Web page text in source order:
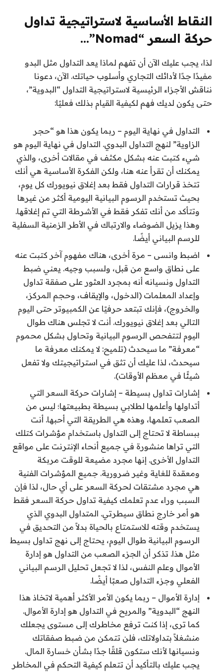
النقاط الأساسية لاستراتيجية تداول
حركة السعر “Nomad”…
لذا، يجب عليك الآن أن تفهم لماذا يعد التداول مثل البدو
مفيدًا جدًا لأدائك التجاري وأسلوب حياتك. الآن، دعونا
نناقش الأجزاء الرئيسية لاستراتيجية التداول “البدوية”،
حتى يكون لديك فهم لكيفية القيام بذلك فعليًا:
التداول في نهاية اليوم – ربما يكون هذا هو “حجر
الزاوية” لنهج التداول البدوي. التداول في نهاية اليوم هو
شيء كتبت عنه بشكل مكثف في مقالات أخرى، والذي
يمكنك أن تقرأ عنه هنا، ولكن الفكرة الأساسية هي أنك
تتخذ قرارات التداول فقط بعد إغلاق نيويورك كل يوم،
بحيث تستخدم الرسوم البيانية اليومية أكثر من غيرها
وتتأكد من أنك تفكر فقط في الأشرطة التي تم إغلاقها.
وهذا يزيل الضوضاء والارتباك في الأطر الزمنية السفلية
للرسم البياني أيضًا.
اضبط وانسى – مرة أخرى، هناك مفهوم آخر كتبت عنه
على نطاق واسع من قبل، ولسبب وجيه. يعني ضبط
التداول ونسيانه أنه بمجرد العثور على صفقة تداول
وإعداد المعلمات (الدخول، والإيقاف، وحجم المركز،
والخروج)، فإنك تبتعد حرفيًا عن الكمبيوتر حتى اليوم
التالي بعد إغلاق نيويورك. أنت لا تجلس هناك طوال
اليوم لتتفحص الرسوم البيانية وتحاول بشكل محموم
“معرفة” ما سيحدث (تلميح: لا يمكنك معرفة ما
سيحدث، لذا عليك أن تثق في استراتيجيتك ولا تفعل
شيئًا في معظم الأوقات).
إشارات تداول بسيطة – إشارات حركة السعر التي
أتداولها وأعلمها لطلابي بسيطة بطبيعتها؛ ليس من
الصعب تعلمها، وهذه هي الطريقة التي أحبها. أنت
ببساطة لا تحتاج إلى التداول باستخدام مؤشرات كتلك
التي تراها منشورة في جميع أنحاء الإنترنت على مواقع
التداول الأخرى. إنها مجرد مضيعة للوقت مربكة
ومعقدة للغاية وغير ضرورية. جميع المؤشرات الفنية
هي مجرد مشتقات لحركة السعر على أي حال، لذا فإن
السبب وراء عدم تعلمك كيفية تداول حركة السعر فقط
هو أمر خارج نطاق سيطرتي. المتداول البدوي الذي
يستخدم وقته للاستمتاع بالحياة بدلاً من التحديق في
الرسوم البيانية طوال اليوم، يحتاج إلى نهج تداول بسيط
مثل هذا. تذكر أن الجزء الصعب من التداول هو إدارة
الأموال وعلم النفس، لذا لا تجعل تحليل الرسم البياني
الفعلي وجزء التداول صعبًا أيضًا.
إدارة الأموال – ربما يكون الأمر الأكثر أهمية لاتخاذ هذا
النهج “البدوية” والمريح في التداول هو إدارة الأموال.
كما ترى، إذا كنت ترفع مخاطرك إلى مستوى يجعلك
منشغلاً بتداولاتك، فلن تتمكن من ضبط صفقاتك
ونسيانها لأنك ستكون قلقًا جدًا بشأن خسارة المال.
يجب عليك بالتأكيد أن تتعلم كيفية التحكم في المخاطر